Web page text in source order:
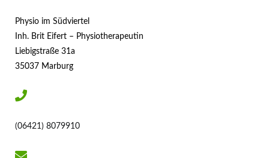
Physio im Südviertel
Inh. Brit Eifert – Physiotherapeutin
Liebigstraße 31a
35037 Marburg
(06421) 8079910